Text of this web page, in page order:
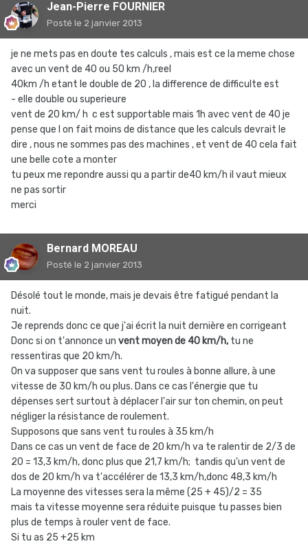
Jean-Pierre FOURNIER
Posté le 2 janvier 2013
je ne mets pas en doute tes calculs , mais est ce la meme chose
avec un vent de 40 ou 50 km /h,reel
40km /h etant le double de 20 , la difference de difficulte est
- elle double ou superieure
vent de 20 km/ h c est supportable mais 1h avec vent de 40 je
pense que l on fait moins de distance que les calculs devrait le
dire , nous ne sommes pas des machines , et vent de 40 cela fait
une belle cote a monter
tu peux me repondre aussi qu a partir de40 km/h il vaut mieux
ne pas sortir
merci
Bernard MOREAU
Posté le 2 janvier 2013
Désolé tout le monde, mais je devais être fatigué pendant la
nuit.
Je reprends donc ce que j'ai écrit la nuit dernière en corrigeant
Donc si on t'annonce un vent moyen de 40 km/h, tu ne
ressentiras que 20 km/h.
On va supposer que sans vent tu roules à bonne allure, à une
vitesse de 30 km/h ou plus. Dans ce cas l'énergie que tu
dépenses sert surtout à déplacer l'air sur ton chemin, on peut
négliger la résistance de roulement.
Supposons que sans vent tu roules à 35 km/h
Dans ce cas un vent de face de 20 km/h va te ralentir de 2/3 de
20 = 13,3 km/h, donc plus que 21,7 km/h; tandis qu'un vent de
dos de 20 km/h va t'accélérer de 13,3 km/h,donc 48,3 km/h
La moyenne des vitesses sera la même (25 + 45)/2 = 35
mais ta vitesse moyenne sera réduite puisque tu passes bien
plus de temps à rouler vent de face.
Si tu as 25 +25 km